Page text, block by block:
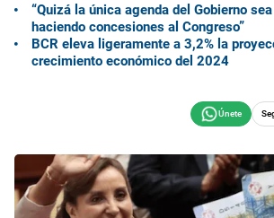
“Quizá la única agenda del Gobierno
haciendo concesiones al Congreso”
BCR eleva ligeramente a 3,2% la
crecimiento económico del 2024